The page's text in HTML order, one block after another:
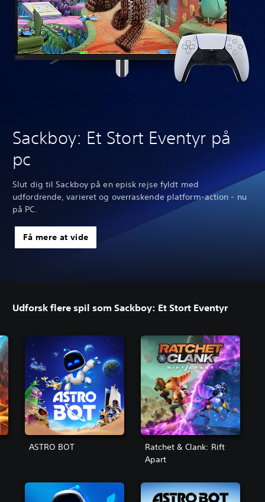
Sackboy: Et Stort Eventyr på
pc
Slut dig til Sackboy på en episk rejse fyldt med
udfordrende, varieret og overraskende platform-action - nu
på PC.
Få mere at vide
Udforsk flere spil som Sackboy: Et Stort Eventyr
ASTRO BOT
Ratchet & Clank: Rift
Apart